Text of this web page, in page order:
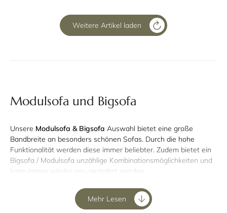
Weitere Artikel laden
Modulsofa und Bigsofa
Unsere Modulsofa & Bigsofa Auswahl bietet eine große
Bandbreite an besonders schönen Sofas. Durch die hohe
Funktionalität werden diese immer beliebter. Zudem bietet ein
Bigsofa / Modulsofa unzählige Kombinationsmöglichkeiten und
kann immer wieder neu gestaltet werden.
Ein Bigsofa zum Entspannen mit der
Mehr Lesen